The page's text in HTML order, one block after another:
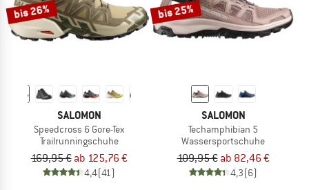
bis 26%
SALOMON
Speedcross 6 Gore-Tex
Trailrunningschuhe
169,95 € ab 125,76 €
4,4(41)
bis 25%
SALOMON
Techamphibian 5
Wassersportschuhe
109,95 € ab 82,46 €
4,3(6)